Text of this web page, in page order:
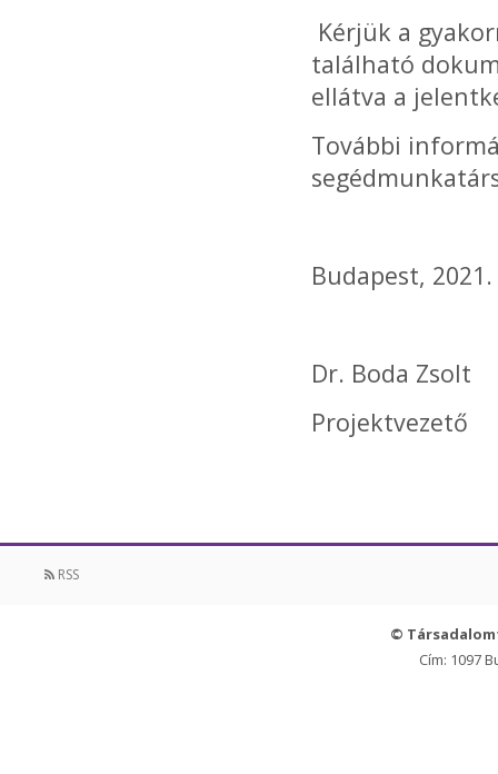
Kérjük a
található
ellátva a
További
Budapest,
Dr. Boda Zsolt
Projektvezető
RSS
©
Cím: 1097